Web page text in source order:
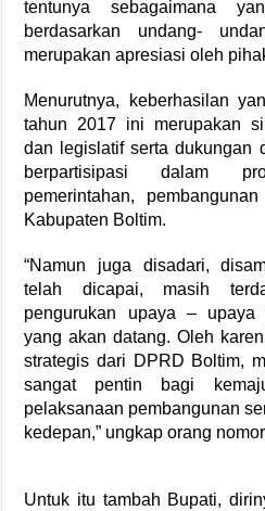
tentunya sebagaimana
berdasarkan undang-
merupakan apresiasi oleh
Menurutnya, keberhasilan
tahun 2017 ini merupakan
dan legislatif serta dukungan
berpartisipasi dalam
pemerintahan,
Kabupaten Boltim.
“Namun juga disadari,
telah dicapai, masih
pengurukan upaya – upaya
yang akan datang. Oleh
strategis dari DPRD Boltim,
sangat pentin bagi
pelaksanaan pembangunan
kedepan,” ungkap orang
Untuk itu tambah Bupati,